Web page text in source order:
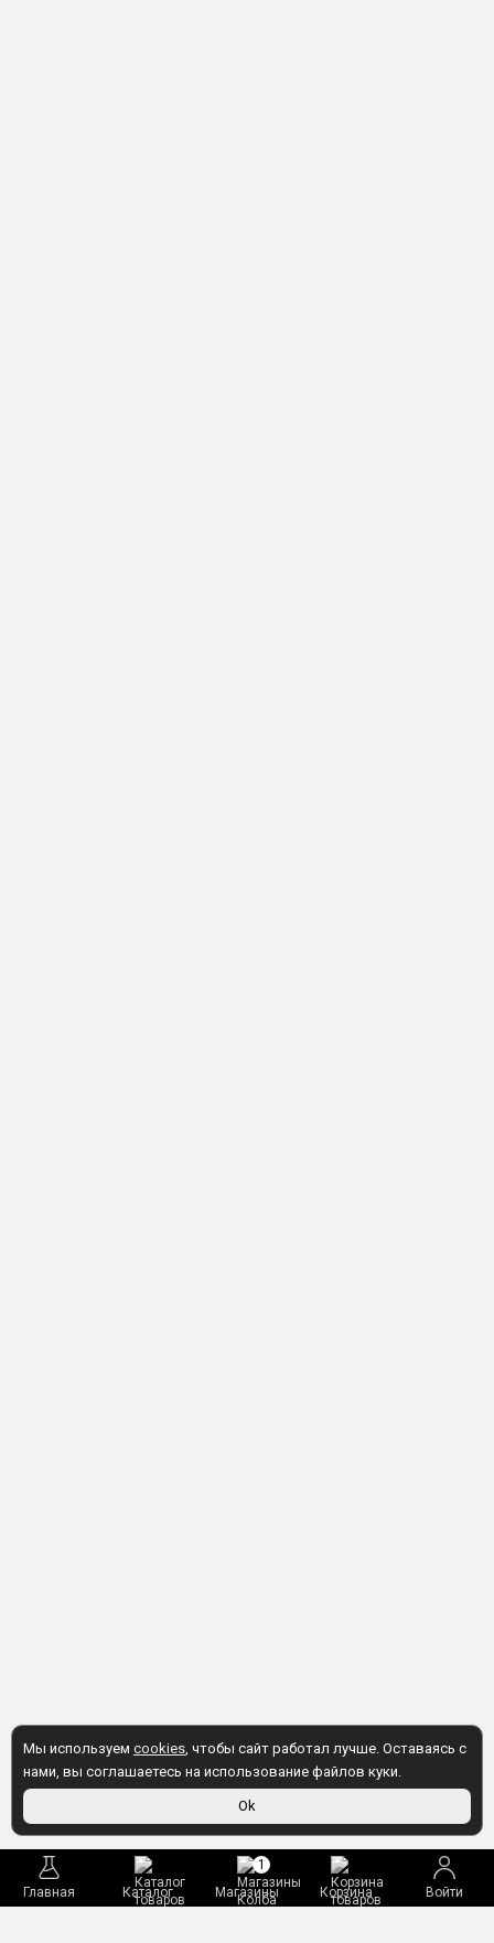
Главная Каталог Магазины
1
Корзина
Войти
Мы используем cookies, чтобы сайт работал лучше. Оставаясь с
нами, вы соглашаетесь на использование файлов куки.
Ok